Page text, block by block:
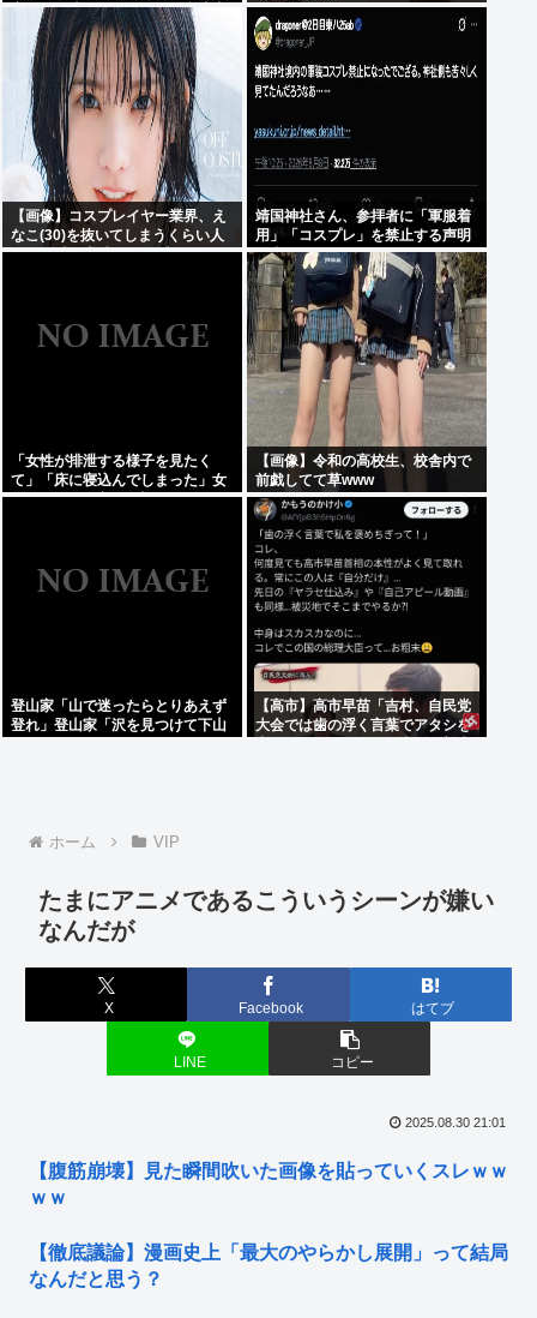
害するに違いない、だから台湾支
援だムキー」つまりそういうこと
でしょ
【画像】コスプレイヤー業界、え
なこ(30)を抜いてしまうくらい人
気の22歳の美少女が可愛すぎる
靖国神社さん、参拝者に「軍服着
用」「コスプレ」を禁止する声明
を出してしまうwww
「女性が排泄する様子を見たく
て」「床に寝込んでしまった」女
子トイレに侵入した疑いで男を現
【画像】令和の高校生、校舎内で
前戯してて草www
登山家「山で迷ったらとりあえず
登れ」登山家「沢を見つけて下山
【高市】高市早苗「吉村、自民党
大会では歯の浮く言葉でアタシを
ホーム VIP
たまにアニメであるこういうシーンが嫌い
なんだが
X Facebook はてブ
LINE コピー
2025.08.30 21:01
【腹筋崩壊】見た瞬間吹いた画像を貼っていくスレｗｗ
ｗｗ
【徹底議論】漫画史上「最大のやらかし展開」って結局
なんだと思う？